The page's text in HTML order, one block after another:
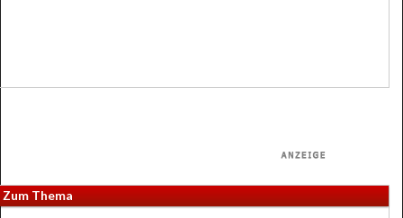
Zum Thema